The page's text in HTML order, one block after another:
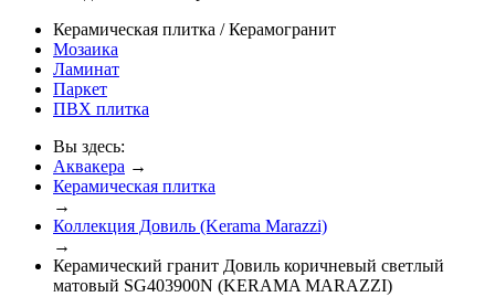
Керамическая плитка / Керамогранит
Мозаика
Ламинат
Паркет
ПВХ плитка
Вы здесь:
Аквакера →
Керамическая плитка
→
Коллекция Довиль (Kerama Marazzi)
→
Керамический гранит Довиль коричневый светлый
матовый SG403900N (KERAMA MARAZZI)